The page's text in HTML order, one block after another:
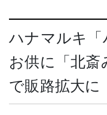
ハナマルキ「
お供に「北
で販路拡大に